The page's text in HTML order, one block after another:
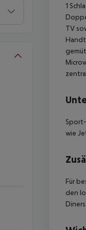
1
TV
wie
Für
den